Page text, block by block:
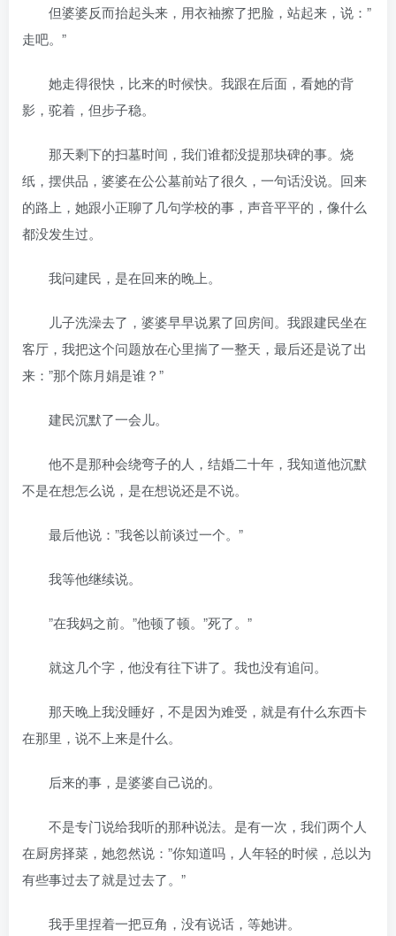
但婆婆反而抬起头来，用衣袖擦了把脸，站起来，说：”
走吧。”
她走得很快，比来的时候快。我跟在后面，看她的背
影，驼着，但步子稳。
那天剩下的扫墓时间，我们谁都没提那块碑的事。烧
纸，摆供品，婆婆在公公墓前站了很久，一句话没说。回来
的路上，她跟小正聊了几句学校的事，声音平平的，像什么
都没发生过。
我问建民，是在回来的晚上。
儿子洗澡去了，婆婆早早说累了回房间。我跟建民坐在
客厅，我把这个问题放在心里揣了一整天，最后还是说了出
来：”那个陈月娟是谁？”
建民沉默了一会儿。
他不是那种会绕弯子的人，结婚二十年，我知道他沉默
不是在想怎么说，是在想说还是不说。
最后他说：”我爸以前谈过一个。”
我等他继续说。
”在我妈之前。”他顿了顿。”死了。”
就这几个字，他没有往下讲了。我也没有追问。
那天晚上我没睡好，不是因为难受，就是有什么东西卡
在那里，说不上来是什么。
后来的事，是婆婆自己说的。
不是专门说给我听的那种说法。是有一次，我们两个人
在厨房择菜，她忽然说：”你知道吗，人年轻的时候，总以为
有些事过去了就是过去了。”
我手里捏着一把豆角，没有说话，等她讲。